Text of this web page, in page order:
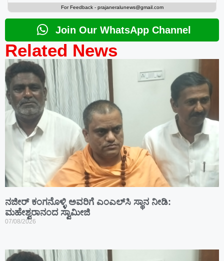
For Feedback - prajaneralunews@gmail.com
Join Our WhatsApp Channel
Related News
ನಜೀರ್ ಕಂಗನೊಳ್ಳಿ ಅವರಿಗೆ ಎಂಎಲ್‌ಸಿ ಸ್ಥಾನ ನೀಡಿ:
ಮಹೇಶ್ವರಾನಂದ ಸ್ವಾಮೀಜಿ
07/08/2026